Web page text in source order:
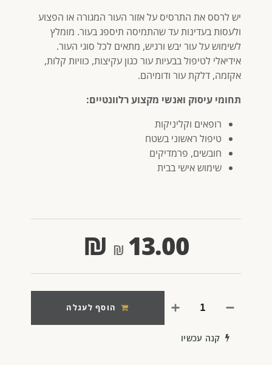
יש לרסס את התרסיס על אזור העור המגורה או הפצוע
ולעסות בעדינות עד שהתמיסה תיספג בעור. מומלץ
לשימוש על עור יבש ורגיש, מתאים לכל סוגי העור.
אידיאלי לטיפול בבעיות עור כגון עקיצות, כוויות קלות,
אקזמה, דלקת עור ודומיהם.
תחומי עיסוק ואנשי מקצוע רלוונטיים:
רופאים וקליניקות
טיפול ראשוני בשטח
חובשים, פרמדיקים
שימוש אישי בבית
13.00
₪
הוסף לעגלה
קנה עכשיו